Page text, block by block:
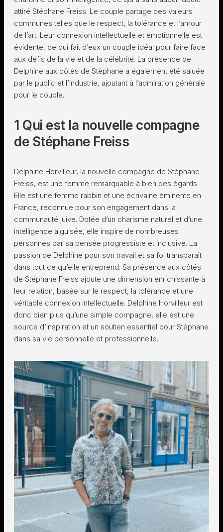
attiré Stéphane Freiss. Le couple partage des valeurs
communes telles que le respect, la tolérance et l’amour
de l’art. Leur connexion intellectuelle et émotionnelle est
évidente, ce qui fait d’eux un couple idéal pour faire face
aux défis de la vie et de la célébrité. La présence de
Delphine aux côtés de Stéphane a également été saluée
par le public et l’industrie, ajoutant à l’admiration générale
pour le couple.
1 Qui est la nouvelle compagne
de Stéphane Freiss
Delphine Horvilleur, la nouvelle compagne de Stéphane
Freiss, est une femme remarquable à bien des égards.
Elle est une femme rabbin et une écrivaine éminente en
France, reconnue pour son engagement dans la
communauté juive. Dotée d’un charisme naturel et d’une
intelligence aiguisée, elle inspire de nombreuses
personnes par sa pensée progressiste et inclusive. La
passion de Delphine pour son travail et sa foi transparaît
dans tout ce qu’elle entreprend. Sa présence aux côtés
de Stéphane Freiss ajoute une dimension enrichissante à
leur relation, basée sur le respect, la tolérance et une
véritable connexion intellectuelle. Delphine Horvilleur est
donc bien plus qu’une simple compagne, elle est une
source d’inspiration et un soutien essentiel pour Stéphane
dans sa vie personnelle et professionnelle.